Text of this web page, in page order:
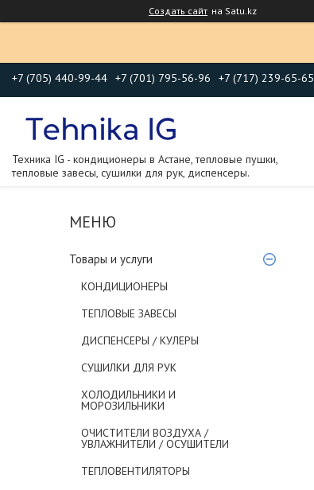
Создать сайт на Satu.kz
+7 (705) 440-99-44 +7 (701) 795-56-96 +7 (717) 239-65-65
Техника IG - кондиционеры в Астане, тепловые пушки,
тепловые завесы, сушилки для рук, диспенсеры.
Товары и услуги
КОНДИЦИОНЕРЫ
ТЕПЛОВЫЕ ЗАВЕСЫ
ДИСПЕНСЕРЫ / КУЛЕРЫ
СУШИЛКИ ДЛЯ РУК
ХОЛОДИЛЬНИКИ И
МОРОЗИЛЬНИКИ
ОЧИСТИТЕЛИ ВОЗДУХА /
УВЛАЖНИТЕЛИ / ОСУШИТЕЛИ
ТЕПЛОВЕНТИЛЯТОРЫ